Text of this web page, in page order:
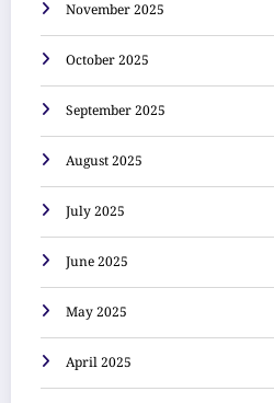
November 2025
October 2025
September 2025
August 2025
July 2025
June 2025
May 2025
April 2025